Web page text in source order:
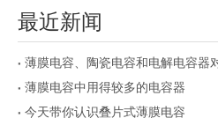
最近新闻
薄膜电容、陶瓷电容和电解电容器
薄膜电容中用得较多的电容器
今天带你认识叠片式薄膜电容